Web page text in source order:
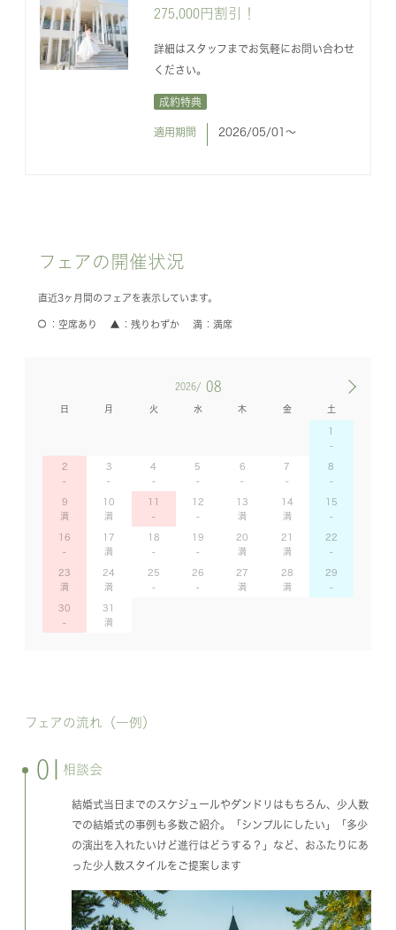
275,000円割引！
詳細はスタッフまでお気軽にお問い合わせ
ください。
成約特典
適用期間 2026/05/01〜
フェアの開催状況
直近3ヶ月間のフェアを表示しています。
空席あり 残りわずか 満席
2026/ 08
日 月 火 水 木 金 土
1
2 3 4 5 6 7 8
9 10 11 12 13 14 15
16 17 18 19 20 21 22
23 24 25 26 27 28 29
30 31
フェアの流れ（一例）
01 相談会
結婚式当日までのスケジュールやダンドリはもちろん、少人数
での結婚式の事例も多数ご紹介。「シンプルにしたい」「多少
の演出を入れたいけど進行はどうする？」など、おふたりにあ
った少人数スタイルをご提案します